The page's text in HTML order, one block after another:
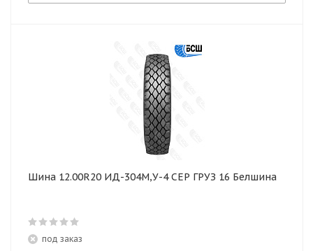
Шина 12.00R20 ИД-304М,У-4 СЕР ГРУЗ 16 Белшина
под заказ